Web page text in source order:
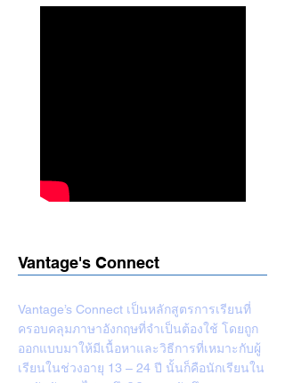
Vantage's Connect
Vantage’s Connect เป็นหลักสูตรการเรียนที่
ครอบคลุมภาษาอังกฤษที่จำเป็นต้องใช้ โดยถูก
ออกแบบมาให้มีเนื้อหาและวิธีการที่เหมาะกับผู้
เรียนในช่วงอายุ 13 – 24 ปี นั้นก็คือนักเรียนใน